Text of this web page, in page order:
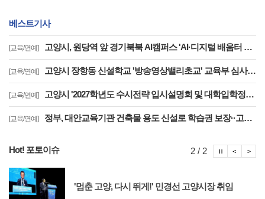
베스트기사
[교육/연예] 고양시, 원당역 앞 경기북북 AI캠퍼스 'AI·디지털 배움터 체험존' 12월까지 운영
[교육/연예] 고양시 장항동 신설학교 '방송영상밸리초교' 교육부 심사 통과··2030년 개교
[교육/연예] 고양시 '2027학년도 수시전략 입시설명회 및 대학입학정보박람회' 8일 개최
[교육/연예] 정부, 대안교육기관 건축물 용도 신설로 학습권 보장··고양자유학교 문제 해소
Hot! 포토이슈
'멈춘 고양, 다시 뛰게!' 민경선 고양시장 취임
2 / 2 포
포토이